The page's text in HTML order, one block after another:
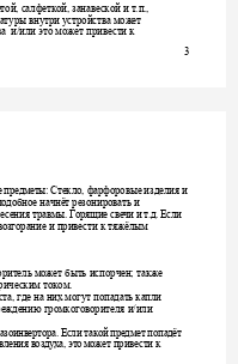
, салфеткой, занавеской и т. п.,
ры внутри устройства может
и/или это может привести к
3
предметы: Стекло, фарфоровые изделия и
начнёт резонировать и
травмы. Горящие свечи ит.д. Если
и привести к тяжёлым
может быть испорчен; также
током.
, где на них могут попадать капли
громкоговорителя и/или
а. Если такойпредмет попадёт
воздуха, этоможет привести к